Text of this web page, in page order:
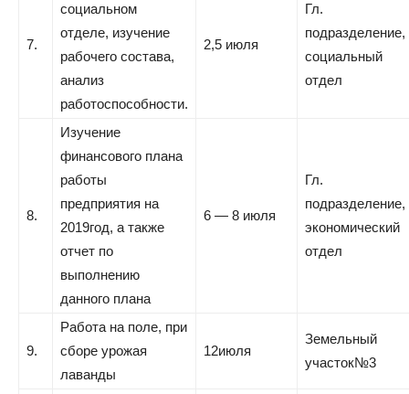
7.
социальном
отделе, изучение
рабочего состава,
анализ
работоспособности.
2,5 июля
Гл.
подразделение,
социальный
отдел
8.
Изучение
финансового плана
работы
предприятия на
2019год, а также
отчет по
выполнению
данного плана
6 — 8 июля
Гл.
подразделение,
экономический
отдел
9.
Работа на поле, при
сборе урожая
лаванды
12июля
Земельный
участок№3